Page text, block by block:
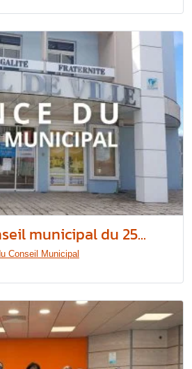
municipal du 25...
Conseil Municipal